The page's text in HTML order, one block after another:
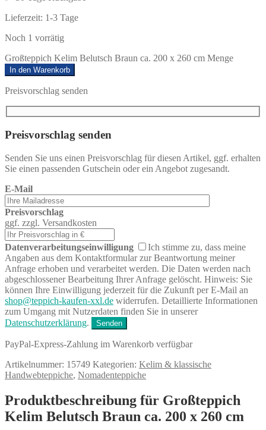
Lieferzeit: 1-3 Tage
Noch 1 vorrätig
Großteppich Kelim Belutsch Braun ca. 200 x 260 cm Menge
In den Warenkorb
Preisvorschlag senden
Preisvorschlag senden
Senden Sie uns einen Preisvorschlag für diesen Artikel, ggf. erhalten
Sie einen passenden Gutschein oder ein Angebot zugesandt.
E-Mail
Preisvorschlag
ggf. zzgl. Versandkosten
Datenverarbeitungseinwilligung
Ich stimme zu, dass meine
Angaben aus dem Kontaktformular zur Beantwortung meiner
Anfrage erhoben und verarbeitet werden. Die Daten werden nach
abgeschlossener Bearbeitung Ihrer Anfrage gelöscht. Hinweis: Sie
können Ihre Einwilligung jederzeit für die Zukunft per E-Mail an
shop@teppich-kaufen-xxl.de widerrufen. Detaillierte Informationen
zum Umgang mit Nutzerdaten finden Sie in unserer
Datenschutzerklärung.
PayPal-Express-Zahlung im Warenkorb verfügbar
Artikelnummer: 15749 Kategorien: Kelim & klassische
Handwebteppiche, Nomadenteppiche
Produktbeschreibung für Großteppich
Kelim Belutsch Braun ca. 200 x 260 cm